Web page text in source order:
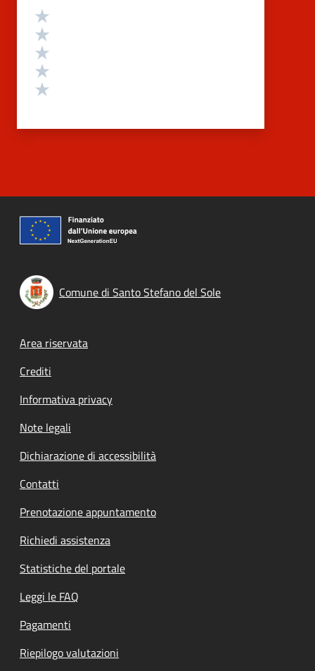
Valutazione
Comune di Santo Stefano del Sole
Footer menu
Area riservata
Crediti
Informativa privacy
Note legali
Dichiarazione di accessibilità
Contatti
Prenotazione appuntamento
Richiedi assistenza
Statistiche del portale
Leggi le FAQ
Pagamenti
Riepilogo valutazioni